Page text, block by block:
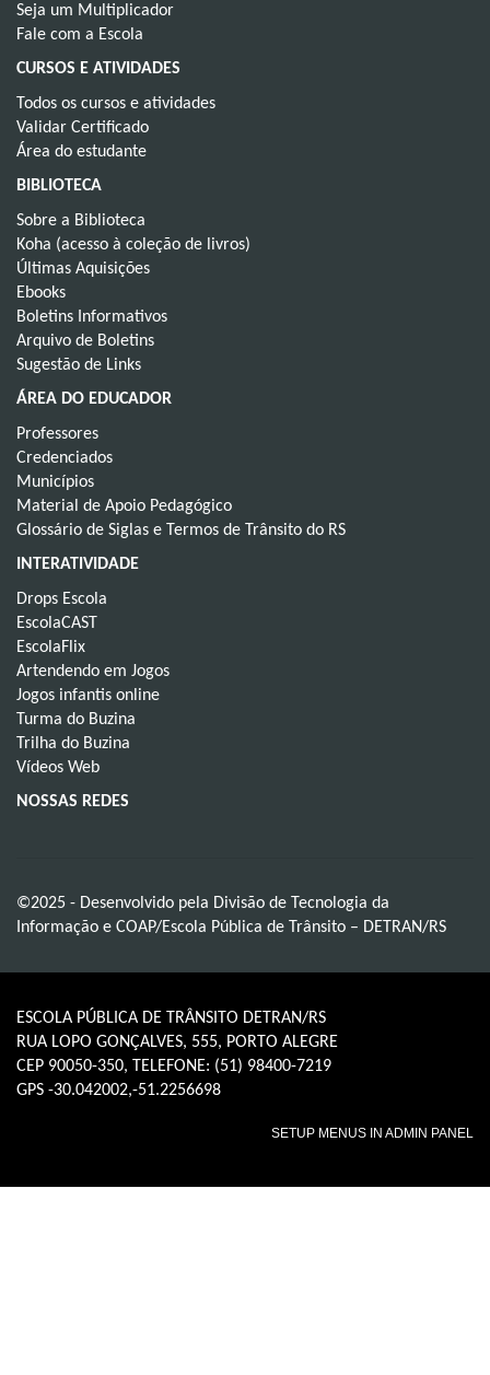
Seja um Multiplicador
Fale com a Escola
CURSOS E ATIVIDADES
Todos os cursos e atividades
Validar Certificado
Área do estudante
BIBLIOTECA
Sobre a Biblioteca
Koha (acesso à coleção de livros)
Últimas Aquisições
Ebooks
Boletins Informativos
Arquivo de Boletins
Sugestão de Links
ÁREA DO EDUCADOR
Professores
Credenciados
Municípios
Material de Apoio Pedagógico
Glossário de Siglas e Termos de Trânsito do RS
INTERATIVIDADE
Drops Escola
EscolaCAST
EscolaFlix
Artendendo em Jogos
Jogos infantis online
Turma do Buzina
Trilha do Buzina
Vídeos Web
NOSSAS REDES
©2025 - Desenvolvido pela Divisão de Tecnologia da
Informação e COAP/Escola Pública de Trânsito – DETRAN/RS
ESCOLA PÚBLICA DE TRÂNSITO DETRAN/RS
RUA LOPO GONÇALVES, 555, PORTO ALEGRE
CEP 90050-350, TELEFONE: (51) 98400-7219
GPS -30.042002,-51.2256698
SETUP MENUS IN ADMIN PANEL